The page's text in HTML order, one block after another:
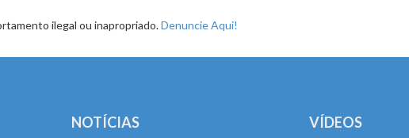
ilegal ou inapropriado.Denuncie Aqui!
NOTÍCIAS VÍDEOS